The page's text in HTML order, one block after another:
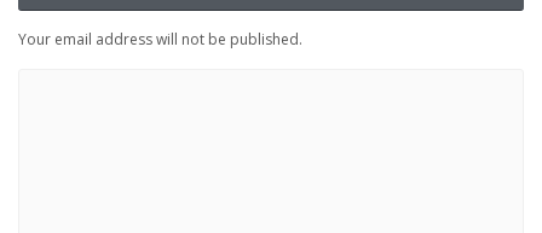
Your email address will not be published.